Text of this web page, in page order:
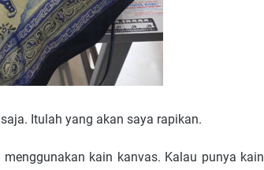
Itulah yang akan saya rapikan.
kain kanvas. Kalau punya kain